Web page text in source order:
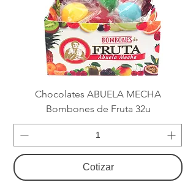
Chocolates ABUELA MECHA
Bombones de Fruta 32u
Cotizar